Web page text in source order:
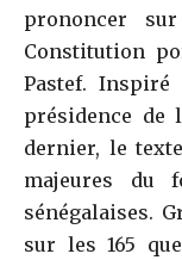
prononcer
Constitution
Pastef. Inspiré
présidence de
dernier, le
majeures du
sénégalaises.
sur les 165